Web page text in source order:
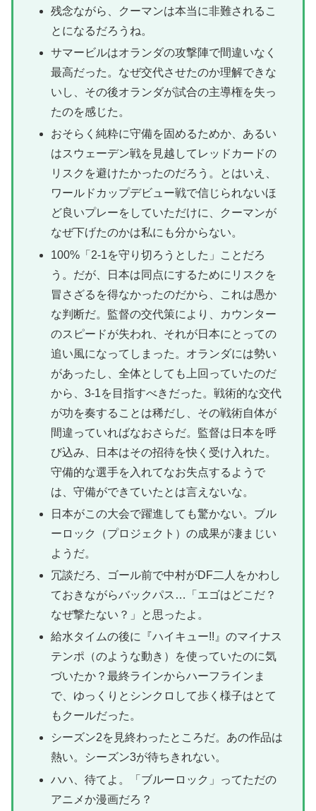
残念ながら、クーマンは本当に非難されるこ
とになるだろうね。
サマービルはオランダの攻撃陣で間違いなく
最高だった。なぜ交代させたのか理解できな
いし、その後オランダが試合の主導権を失っ
たのを感じた。
おそらく純粋に守備を固めるためか、あるい
はスウェーデン戦を見越してレッドカードの
リスクを避けたかったのだろう。とはいえ、
ワールドカップデビュー戦で信じられないほ
ど良いプレーをしていただけに、クーマンが
なぜ下げたのかは私にも分からない。
100%「2-1を守り切ろうとした」ことだろ
う。だが、日本は同点にするためにリスクを
冒さざるを得なかったのだから、これは愚か
な判断だ。監督の交代策により、カウンター
のスピードが失われ、それが日本にとっての
追い風になってしまった。オランダには勢い
があったし、全体としても上回っていたのだ
から、3-1を目指すべきだった。戦術的な交代
が功を奏することは稀だし、その戦術自体が
間違っていればなおさらだ。監督は日本を呼
び込み、日本はその招待を快く受け入れた。
守備的な選手を入れてなお失点するようで
は、守備ができていたとは言えないな。
日本がこの大会で躍進しても驚かない。ブル
ーロック（プロジェクト）の成果が凄まじい
ようだ。
冗談だろ、ゴール前で中村がDF二人をかわし
ておきながらバックパス…「エゴはどこだ？
なぜ撃たない？」と思ったよ。
給水タイムの後に『ハイキュー!!』のマイナス
テンポ（のような動き）を使っていたのに気
づいたか？最終ラインからハーフラインま
で、ゆっくりとシンクロして歩く様子はとて
もクールだった。
シーズン2を見終わったところだ。あの作品は
熱い。シーズン3が待ちきれない。
ハハ、待てよ。「ブルーロック」ってただの
アニメか漫画だろ？